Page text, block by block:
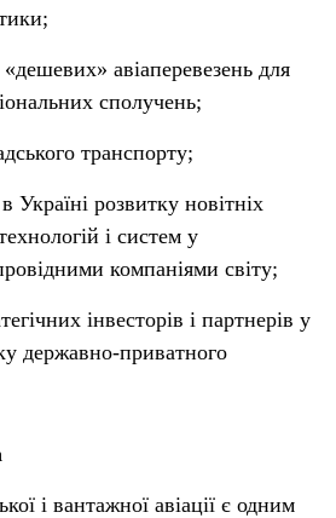
«дешевих» авіаперевезень для
сполучень;
транспорту;
Україні розвитку новітніх
і систем у
компаніями світу;
інвесторів і партнерів у
державно-приватного
і вантажної авіації є одним